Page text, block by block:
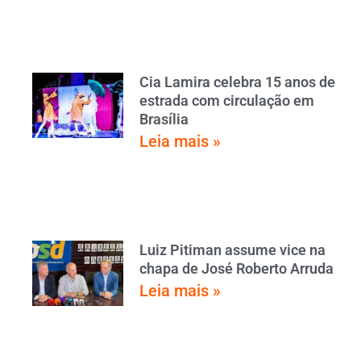
Cia Lamira celebra 15 anos de
estrada com circulação em
Brasília
Leia mais »
Luiz Pitiman assume vice na
chapa de José Roberto Arruda
Leia mais »